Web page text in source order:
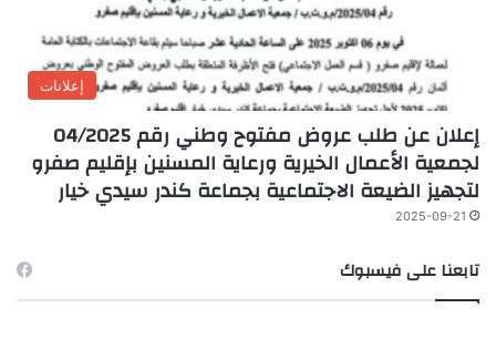
إعلانات
إعلان عن طلب عروض مفتوح وطني رقم 04/2025
لجمعية الأعمال الخيرية ورعاية المسنين بإقليم صفرو
لتجهيز الضيعة الاجتماعية بجماعة كندر سيدي خيار
2025-09-21
تابعنا على فيسبوك